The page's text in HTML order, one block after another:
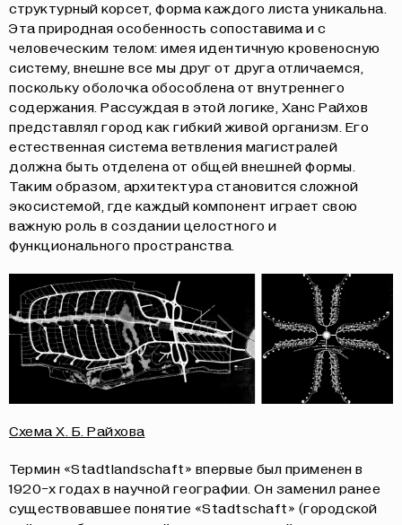
структурный корсет, форма каждого листа уникальна.
Эта природная особенность сопоставима и с
человеческим телом: имея идентичную кровеносную
систему, внешне все мы друг от друга отличаемся,
поскольку оболочка обособлена от внутреннего
содержания. Рассуждая в этой логике, Ханс Райхов
представлял город как гибкий живой организм. Его
естественная система ветвления магистралей
должна быть отделена от общей внешней формы.
Таким образом, архитектура становится сложной
экосистемой, где каждый компонент играет свою
важную роль в создании целостного и
функционального пространства.
Схема Х. Б. Райхова
Термин «Stadtlandschaft» впервые был применен в
1920-х годах в научной географии. Он заменил ранее
существовавшее понятие «Stadtschaft» (городской